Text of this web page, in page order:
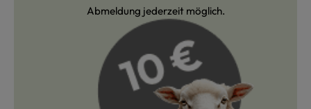
Abmeldung jederzeit möglich.